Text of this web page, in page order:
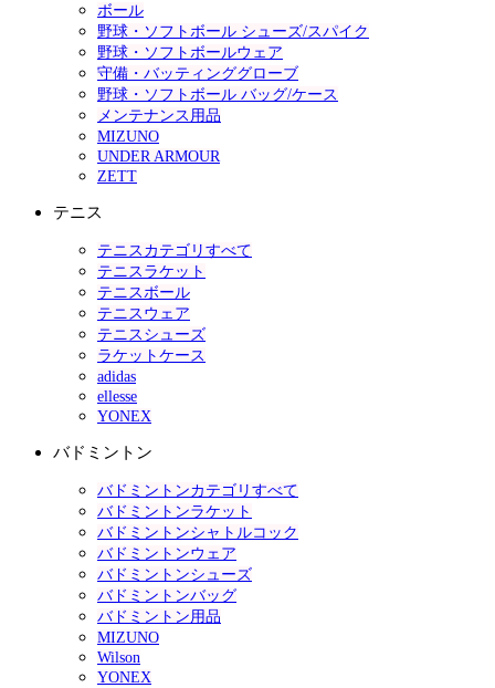
ボール
野球・ソフトボール シューズ/スパイク
野球・ソフトボールウェア
守備・バッティンググローブ
野球・ソフトボール バッグ/ケース
メンテナンス用品
MIZUNO
UNDER ARMOUR
ZETT
テニス
テニスカテゴリすべて
テニスラケット
テニスボール
テニスウェア
テニスシューズ
ラケットケース
adidas
ellesse
YONEX
バドミントン
バドミントンカテゴリすべて
バドミントンラケット
バドミントンシャトルコック
バドミントンウェア
バドミントンシューズ
バドミントンバッグ
バドミントン用品
MIZUNO
Wilson
YONEX